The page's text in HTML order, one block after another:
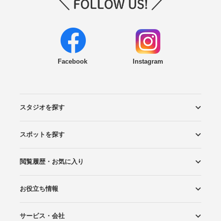
Facebook Instagram
スタジオを探す
エリアから探す
こだわりから探す
NEW PHOTO STYLE
プランから探す
フォトタイプ診断
フォトグラファーから探す
国内リゾートから探す
スポットを探す
ロケーションから探す
スタジオから探す
閲覧履歴・お気に入り
閲覧スタジオ
お気に入り
お役立ち情報
Wedding Photo マガジン
はじめてガイド
サービス・会社